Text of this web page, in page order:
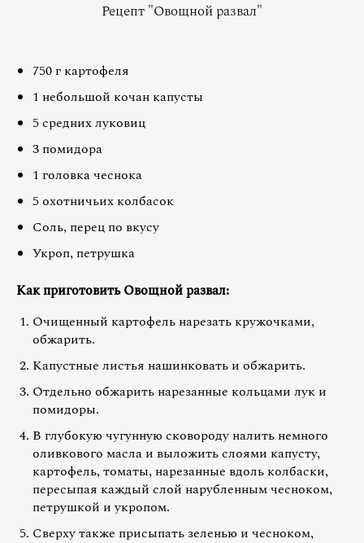
Рецепт "Овощной развал"
750 г картофеля
1 небольшой кочан капусты
5 средних луковиц
3 помидора
1 головка чеснока
5 охотничьих колбасок
Соль, перец по вкусу
Укроп, петрушка
Как приготовить Овощной развал:
Очищенный картофель нарезать кружочками,
обжарить.
Капустные листья нашинковать и обжарить.
Отдельно обжарить нарезанные кольцами лук и
помидоры.
В глубокую чугунную сковороду налить немного
оливкового масла и выложить слоями капусту,
картофель, томаты, нарезанные вдоль колбаски,
пересыпая каждый слой нарубленным чесноком,
петрушкой и укропом.
Сверху также присыпать зеленью и чесноком,